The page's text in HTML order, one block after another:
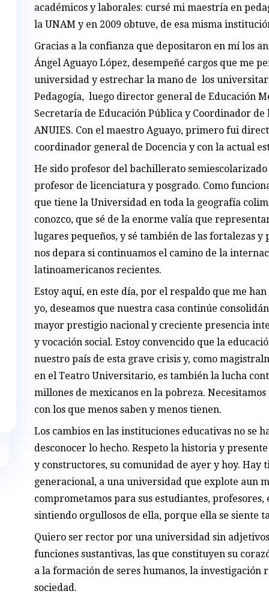
académicos y laborales: cursé mi maestría en
la UNAM y en 2009 obtuve, de esa misma
Gracias a la confianza que depositaron en mí los
Ángel Aguayo López, desempeñé cargos que me
universidad y estrechar la mano de los
Pedagogía, luego director general de Educación
Secretaría de Educación Pública y Coordinador
ANUIES. Con el maestro Aguayo, primero fui
coordinador general de Docencia y con la actual
He sido profesor del bachillerato
profesor de licenciatura y posgrado. Como
que tiene la Universidad en toda la geografía
conozco, que sé de la enorme valía que
lugares pequeños, y sé también de las fortalezas
nos depara si continuamos el camino de la
latinoamericanos recientes.
Estoy aquí, en este día, por el respaldo que me
yo, deseamos que nuestra casa continúe
mayor prestigio nacional y creciente presencia
y vocación social. Estoy convencido que la
nuestro país de esta grave crisis y, como
en el Teatro Universitario, es también la lucha
millones de mexicanos en la pobreza.
con los que menos saben y menos tienen.
Los cambios en las instituciones educativas no se
desconocer lo hecho. Respeto la historia y
y constructores, su comunidad de ayer y hoy. Hay
generacional, a una universidad que explote aun
comprometamos para sus estudiantes, profesores,
sintiendo orgullosos de ella, porque ella se siente
Quiero ser rector por una universidad sin
funciones sustantivas, las que constituyen su
a la formación de seres humanos, la investigación
sociedad.